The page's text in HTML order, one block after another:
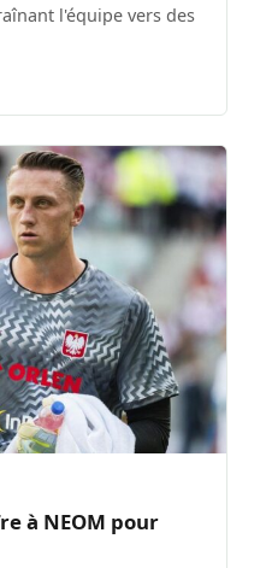
l'équipe vers des
à NEOM pour